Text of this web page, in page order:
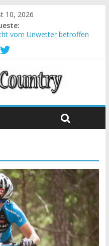
10, 2026
vom Unwetter betroffen
Mountainbike-Bundesliga
Carod und Richards
Weltmeister Seewald führt
ersten XCO-Rennen der